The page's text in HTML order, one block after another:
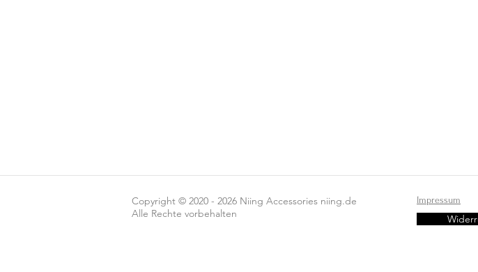
Copyright © 2020 - 2026 Niing Accessories niing.de
Alle Rechte vorbehalten
Impressum